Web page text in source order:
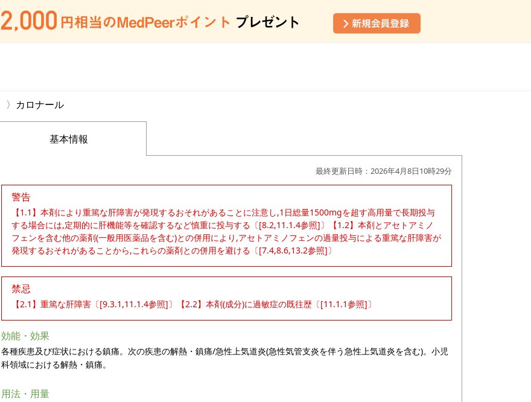
カロナール
基本情報
最終更新日時：2026年4月8日10時29分
警告
【1.1】本剤により重篤な肝障害が発現するおそれがあることに注意し,1日総量1500mgを超す高用量で長期投与
する場合には,定期的に肝機能等を確認するなど慎重に投与する〔[8.2,11.1.4参照]〕【1.2】本剤とアセトアミノ
フェンを含む他の薬剤(一般用医薬品を含む)との併用により,アセトアミノフェンの過量投与による重篤な肝障害が
発現するおそれがあることから,これらの薬剤との併用を避ける〔[7.4,8.6,13.2参照]〕
禁忌
【2.1】重篤な肝障害〔[9.3.1,11.1.4参照]〕【2.2】本剤(成分)に過敏症の既往歴〔[11.1.1参照]〕
効能・効果
各種疾患及び症状における鎮痛。次の疾患の解熱・鎮痛/急性上気道炎(急性気管支炎を伴う急性上気道炎を含む)。小児
科領域における解熱・鎮痛。
用法・用量